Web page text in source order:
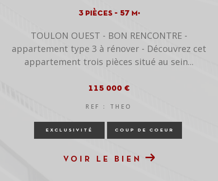
3 pièces - 57 m²
TOULON OUEST - BON RENCONTRE -
appartement type 3 à rénover - Découvrez cet
appartement trois pièces situé au sein...
115 000 €
REF : THEO
EXCLUSIVITÉ COUP DE COEUR
VOIR LE BIEN